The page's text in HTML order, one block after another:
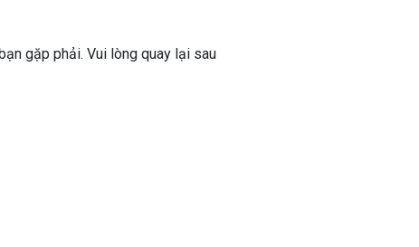
gặp phải. Vui lòng quay lại sau